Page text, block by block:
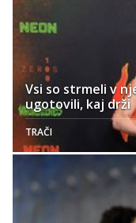
Vsi so strmeli v
ugotovili, kaj drži
TRAČI